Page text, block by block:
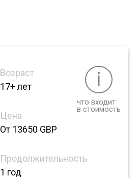
Возраст
17+ лет
i
что входит
в стоимость
Цена
От 13650 GBP
Продолжительность
1 год